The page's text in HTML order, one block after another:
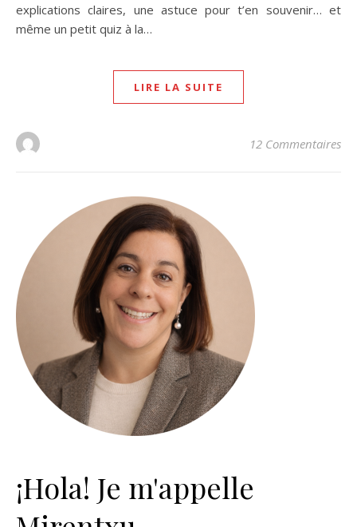
explications claires, une astuce pour t’en souvenir… et
même un petit quiz à la…
LIRE LA SUITE
12 Commentaires
¡Hola! Je m'appelle